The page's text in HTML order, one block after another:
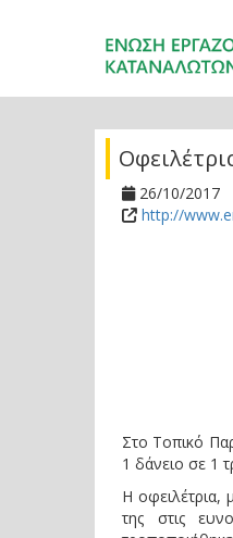
26/10/2017
http://
Στο Τοπικό
1 δάνειo σε 1
Η
της στις